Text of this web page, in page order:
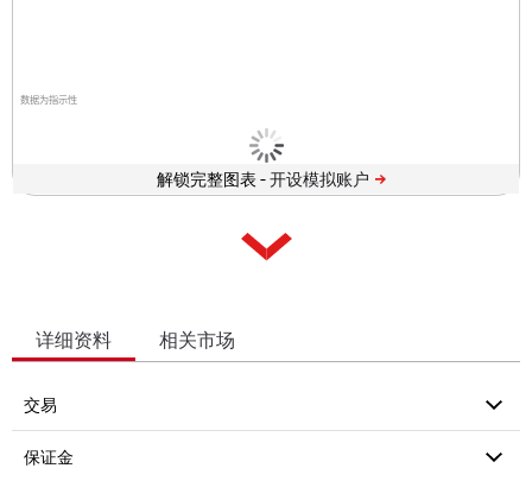
数据为指示性
解锁完整图表 -
详细资料 相关市场